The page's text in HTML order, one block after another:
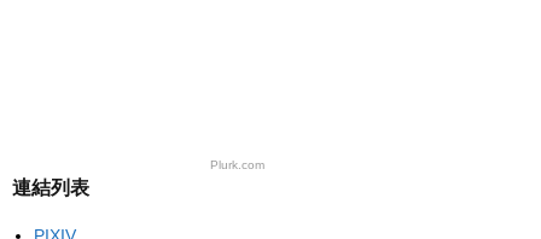
Plurk.com
連結列表